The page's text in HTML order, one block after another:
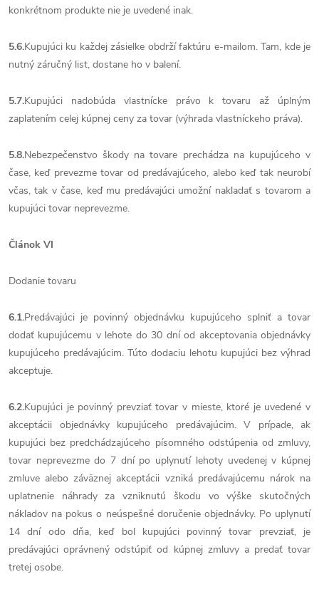
konkrétnom produkte nie je uvedené inak.
5.6.Kupujúci ku každej zásielke obdrží faktúru e-mailom. Tam, kde je
nutný záručný list, dostane ho v balení.
5.7.Kupujúci nadobúda vlastnícke právo k tovaru až úplným
zaplatením celej kúpnej ceny za tovar (výhrada vlastníckeho práva).
5.8.Nebezpečenstvo škody na tovare prechádza na kupujúceho v
čase, keď prevezme tovar od predávajúceho, alebo keď tak neurobí
včas, tak v čase, keď mu predávajúci umožní nakladať s tovarom a
kupujúci tovar neprevezme.
Článok VI
Dodanie tovaru
6.1.Predávajúci je povinný objednávku kupujúceho splniť a tovar
dodať kupujúcemu v lehote do 30 dní od akceptovania objednávky
kupujúceho predávajúcim. Túto dodaciu lehotu kupujúci bez výhrad
akceptuje.
6.2.Kupujúci je povinný prevziať tovar v mieste, ktoré je uvedené v
akceptácii objednávky kupujúceho predávajúcim. V prípade, ak
kupujúci bez predchádzajúceho písomného odstúpenia od zmluvy,
tovar neprevezme do 7 dní po uplynutí lehoty uvedenej v kúpnej
zmluve alebo záväznej akceptácii vzniká predávajúcemu nárok na
uplatnenie náhrady za vzniknutú škodu vo výške skutočných
nákladov na pokus o neúspešné doručenie objednávky. Po uplynutí
14 dní odo dňa, keď bol kupujúci povinný tovar prevziať, je
predávajúci oprávnený odstúpiť od kúpnej zmluvy a predať tovar
tretej osobe.